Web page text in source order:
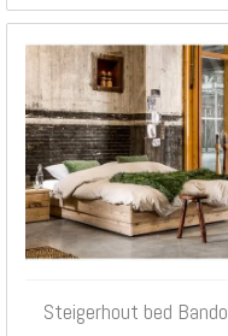
Steigerhout bed Bando